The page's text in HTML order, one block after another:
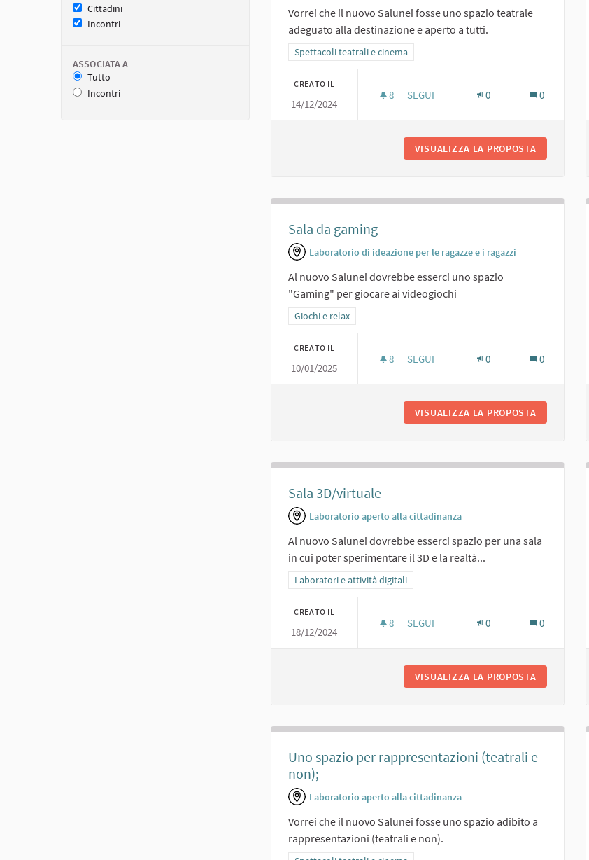
Cittadini
Incontri
ASSOCIATA A
Tutto
Incontri
Vorrei che il nuovo Salunei fosse uno spazio teatrale
adeguato alla destinazione e aperto a tutti.
Filtra i risultati per categoria: Spettacoli teatrali e cinema
Spettacoli teatrali e cinema
CREATO IL
14/12/2024
8 8 SOSTENITORI
SEGUI 0 0
VISUALIZZA LA PROPOSTA
Sala da gaming
Laboratorio di ideazione per le ragazze e i ragazzi
Al nuovo Salunei dovrebbe esserci uno spazio
"Gaming" per giocare ai videogiochi
Filtra i risultati per categoria: Giochi e relax
Giochi e relax
CREATO IL
10/01/2025
8 8 SOSTENITORI
SEGUI 0 0
VISUALIZZA LA PROPOSTA
Sala 3D/virtuale
Laboratorio aperto alla cittadinanza
Al nuovo Salunei dovrebbe esserci spazio per una sala
in cui poter sperimentare il 3D e la realtà...
Filtra i risultati per categoria: Laboratori e attività digitali
Laboratori e attività digitali
CREATO IL
18/12/2024
8 8 SOSTENITORI
SEGUI 0 0
VISUALIZZA LA PROPOSTA
Uno spazio per rappresentazioni (teatrali e
non);
Laboratorio aperto alla cittadinanza
Vorrei che il nuovo Salunei fosse uno spazio adibito a
rappresentazioni (teatrali e non).